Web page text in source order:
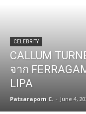
CELEBRITY
CALLUM
จาก
LIPA
Patsaraporn C. - June 4,